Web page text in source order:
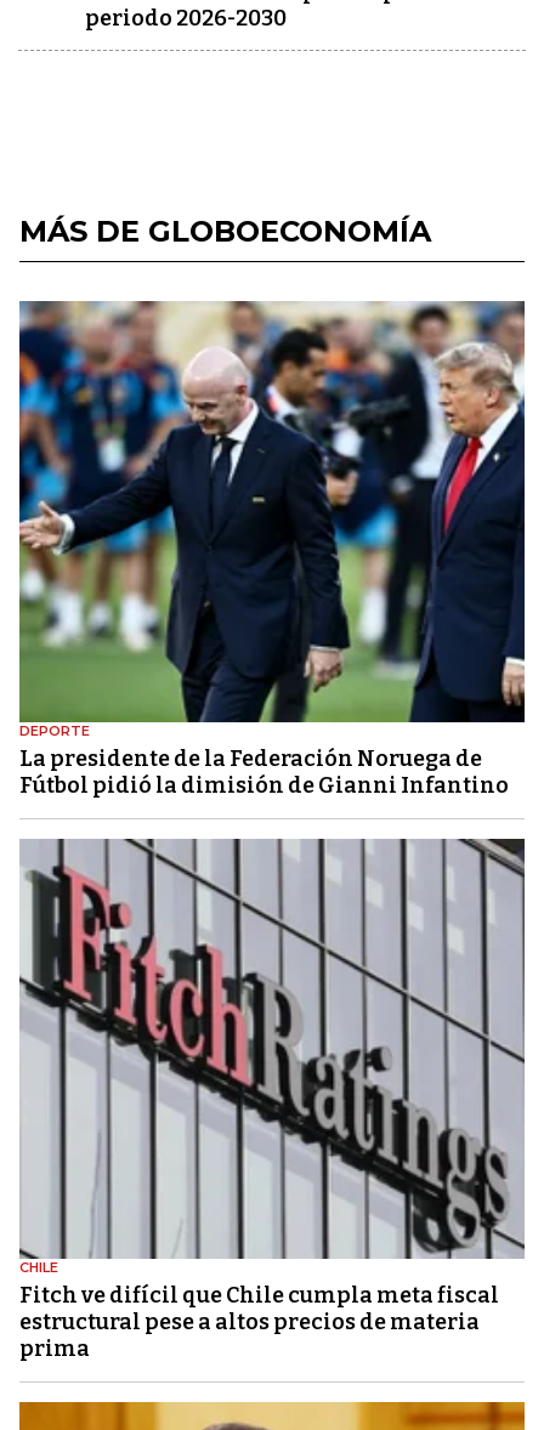
periodo 2026-2030
MÁS DE GLOBOECONOMÍA
DEPORTE
La presidente de la Federación Noruega de
Fútbol pidió la dimisión de Gianni Infantino
CHILE
Fitch ve difícil que Chile cumpla meta fiscal
estructural pese a altos precios de materia
prima